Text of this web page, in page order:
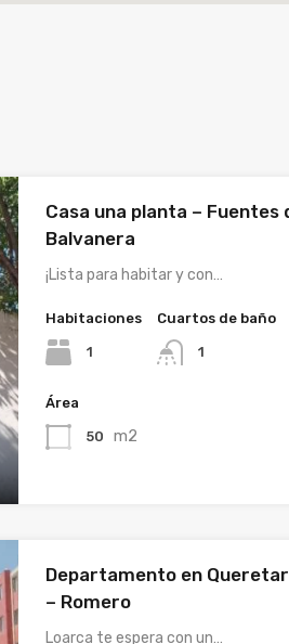
Casa una planta – Fuentes
Balvanera
¡Lista para habitar y con…
Habitaciones
1
Cuartos de baño
1
Área
50 m2
Departamento en
– Romero
Loarca te espera con un…